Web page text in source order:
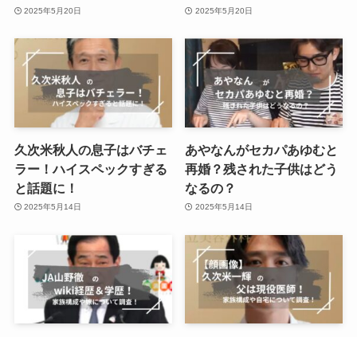
2025年5月20日 2025年5月20日
久次米秋人の息子はバチェ
ラー！ハイスペックすぎる
と話題に！
2025年5月14日
あやなんがセカパあゆむと
再婚？残された子供はどう
なるの？
2025年5月14日